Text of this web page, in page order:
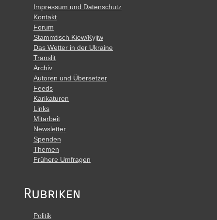
Impressum und Datenschutz
Kontakt
Forum
Stammtisch Kiew/Kyjiw
Das Wetter in der Ukraine
Translit
Archiv
Autoren und Übersetzer
Feeds
Karikaturen
Links
Mitarbeit
Newsletter
Spenden
Themen
Frühere Umfragen
Rubriken
Politik